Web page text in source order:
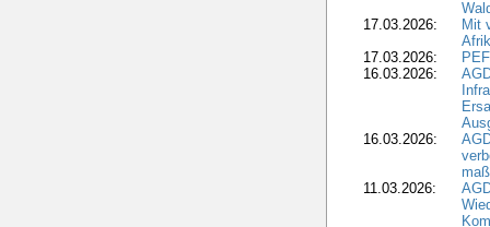
17.03.2026:
Mit
17.03.2026:
16.03.2026:
16.03.2026:
11.03.2026: